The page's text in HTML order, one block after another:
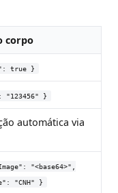
corpo
true }
"123456" }
automática via
"<base64>",
"CNH" }